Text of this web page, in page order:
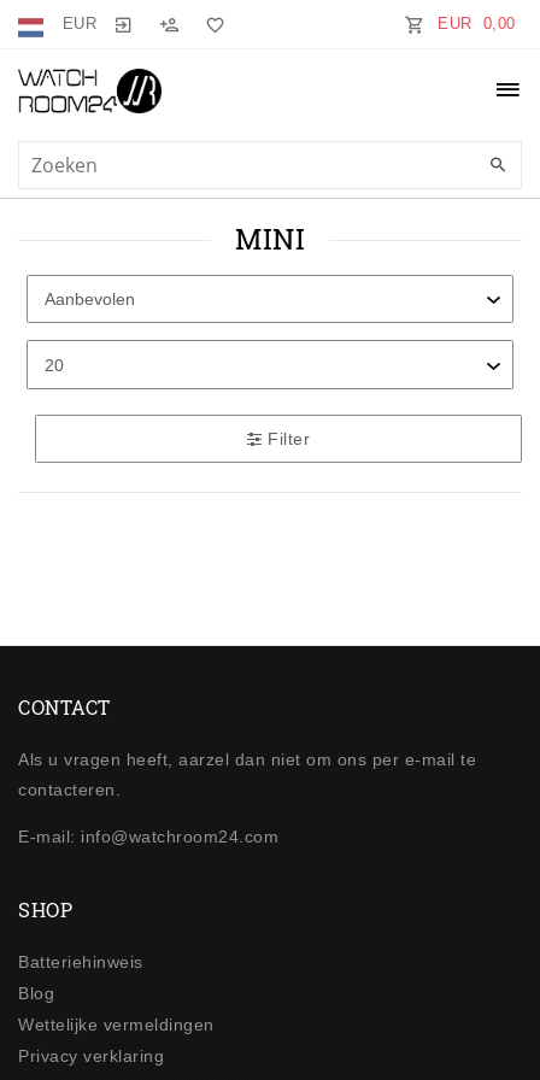
EUR EUR 0,00
MINI
Filter
CONTACT
Als u vragen heeft, aarzel dan niet om ons per e-mail te
contacteren.
E-mail: info@watchroom24.com
SHOP
Batteriehinweis
Blog
Wettelijke vermeldingen
Privacy verklaring